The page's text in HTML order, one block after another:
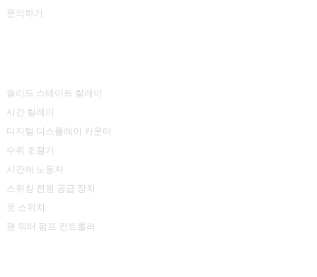
문의하기
솔리드 스테이트 릴레이
시간 릴레이
디지털 디스플레이 카운터
수위 조절기
시간제 노동자
스위칭 전원 공급 장치
풋 스위치
팬 워터 펌프 컨트롤러